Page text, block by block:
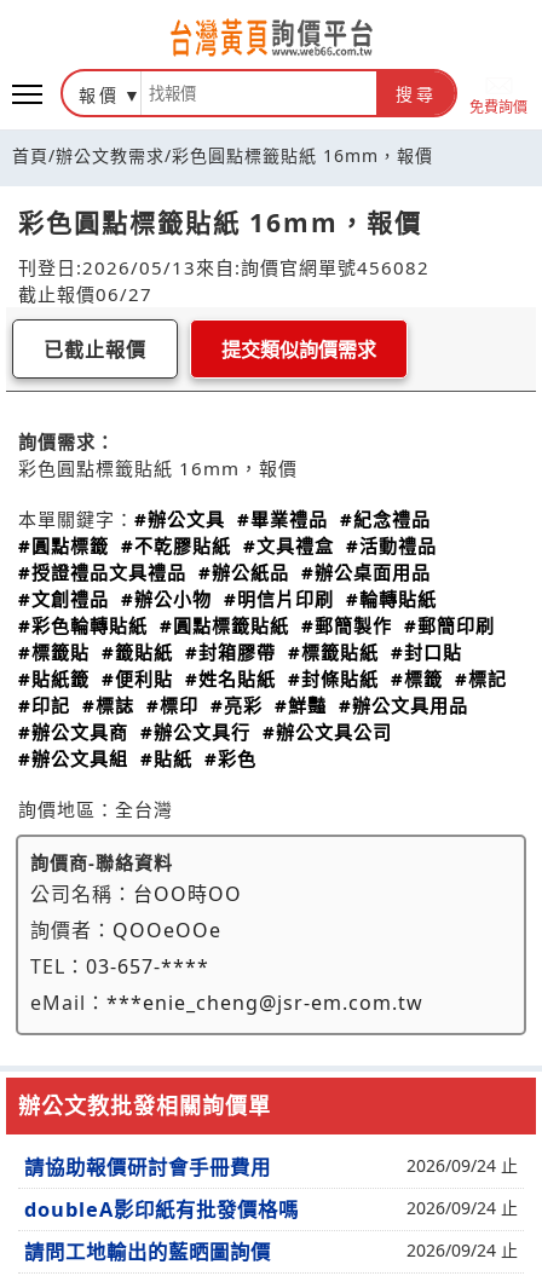
報價 搜尋
免費詢價
首頁/辦公文教需求/彩色圓點標籤貼紙 16mm，報價
彩色圓點標籤貼紙 16mm，報價
刊登日:2026/05/13來自:詢價官網單號456082
截止報價06/27
已截止報價 提交類似詢價需求
詢價需求：
彩色圓點標籤貼紙 16mm，報價
本單關鍵字： #辦公文具 #畢業禮品 #紀念禮品
#圓點標籤 #不乾膠貼紙 #文具禮盒 #活動禮品
#授證禮品文具禮品 #辦公紙品 #辦公桌面用品
#文創禮品 #辦公小物 #明信片印刷
#輪轉貼紙
#彩色輪轉貼紙 #圓點標籤貼紙 #郵簡製作 #郵簡印刷
#標籤貼 #籤貼紙 #封箱膠帶 #標籤貼紙 #封口貼
#貼紙籤 #便利貼 #姓名貼紙 #封條貼紙 #標籤 #標記
#印記 #標誌 #標印 #亮彩 #鮮豔 #辦公文具用品
#辦公文具商 #辦公文具行 #辦公文具公司
#辦公文具組 #貼紙 #彩色
詢價地區： 全台灣
詢價商-聯絡資料
公司名稱： 台OO時OO
詢價者： QOOeOOe
TEL： 03-657-****
eMail： ***enie_cheng@jsr-em.com.tw
辦公文教批發相關詢價單
請協助報價研討會手冊費用 2026/09/24 止
doubleA影印紙有批發價格嗎 2026/09/24 止
請問工地輸出的藍晒圖詢價 2026/09/24 止